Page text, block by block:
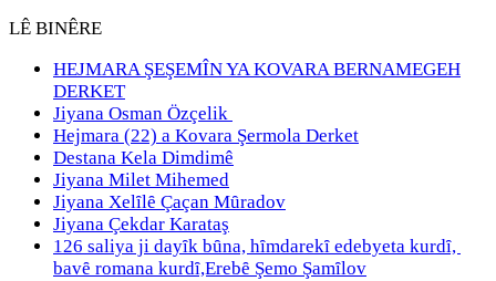
LÊ BINÊRE
HEJMARA ŞEŞEMÎN YA KOVARA BERNAMEGEH
DERKET
Jiyana Osman Özçelik
Hejmara (22) a Kovara Şermola Derket
Destana Kela Dimdimê
Jiyana Milet Mihemed
Jiyana Xelȋlȇ Çaçan Mȗradov
Jiyana Çekdar Karataş
126 saliya ji dayȋk bȗna, hȋmdarekȋ edebyeta kurdȋ,
bavȇ romana kurdȋ,Erebȇ Şemo Şamȋlov